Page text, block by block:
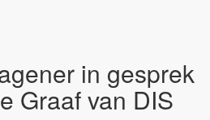
in gesprek
Graaf van DIS